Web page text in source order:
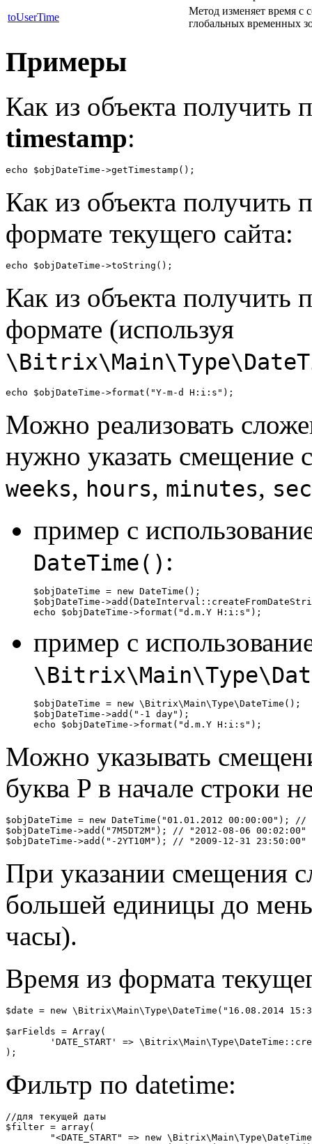
toUserTime
Метод изменяет время с
глобальных временных
Примеры
Как из объекта получить
timestamp:
echo $objDateTime->getTimestamp();
Как из объекта получить
формате текущего сайта:
echo $objDateTime->toString();
Как из объекта получить
формате (используя
echo $objDateTime->format("Y-m-d H:i:s");
Можно реализовать
нужно указать смещение
weeks, hours, minutes,
пример с
DateTime() :
$objDateTime = new DateTime();
$objDateTime-
echo $objDateTime->format("d.m.Y H:i:s");
пример с
$objDateTime = new \Bitrix\Main\Type\DateTime();
$objDateTime->add("-1 day");
echo $objDateTime->format("d.m.Y H:i:s");
Можно указывать
буква P в начале строки
$objDateTime = new DateTime("01.01.2012 00:00:00"); //
$objDateTime->add("7M5DT2M"); // "2012-08-06 00:02:00"
$objDateTime->add("-2YT10M"); // "2009-12-31 23:50:00"
При указании смещения
большей единицы до
часы).
Время из формата
$date = new \Bitrix\Main\Type\DateTime("16.08.2014
$arFields = Array(
);
Фильтр по datetime:
//для текущей даты
$filter = array(